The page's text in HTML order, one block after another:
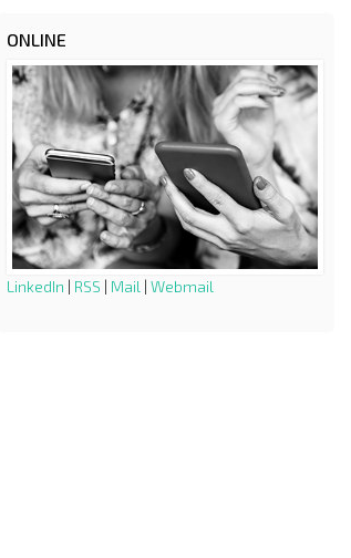
ONLINE
LinkedIn RSS Mail Webmail